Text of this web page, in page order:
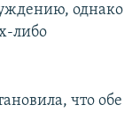
однако
либо
что обе